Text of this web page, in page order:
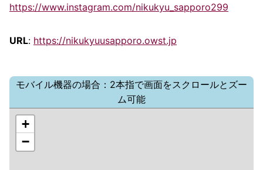
https://www.instagram.com/nikukyu_sapporo299
URL: https://nikukyuusapporo.owst.jp
モバイル機器の場合：2本指で画面をスクロールとズー
ム可能
+
−